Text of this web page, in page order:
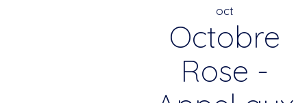
oct
Octobre
Rose -